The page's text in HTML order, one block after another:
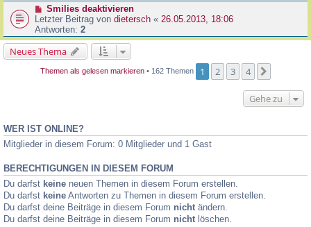
Smilies deaktivieren
Letzter Beitrag von dietersch « 26.05.2013, 18:06
Antworten: 2
Neues Thema
Themen als gelesen markieren • 162 Themen 1 2 3 4
Gehe zu
WER IST ONLINE?
Mitglieder in diesem Forum: 0 Mitglieder und 1 Gast
BERECHTIGUNGEN IN DIESEM FORUM
Du darfst keine neuen Themen in diesem Forum erstellen.
Du darfst keine Antworten zu Themen in diesem Forum erstellen.
Du darfst deine Beiträge in diesem Forum nicht ändern.
Du darfst deine Beiträge in diesem Forum nicht löschen.